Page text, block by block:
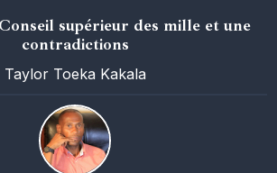
supérieur des mille et une
contradictions
Taylor Toeka Kakala